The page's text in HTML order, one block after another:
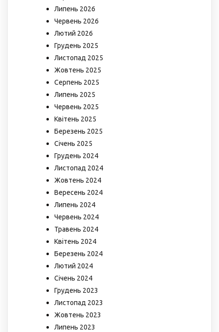
Липень 2026
Червень 2026
Лютий 2026
Грудень 2025
Листопад 2025
Жовтень 2025
Серпень 2025
Липень 2025
Червень 2025
Квітень 2025
Березень 2025
Січень 2025
Грудень 2024
Листопад 2024
Жовтень 2024
Вересень 2024
Липень 2024
Червень 2024
Травень 2024
Квітень 2024
Березень 2024
Лютий 2024
Січень 2024
Грудень 2023
Листопад 2023
Жовтень 2023
Липень 2023